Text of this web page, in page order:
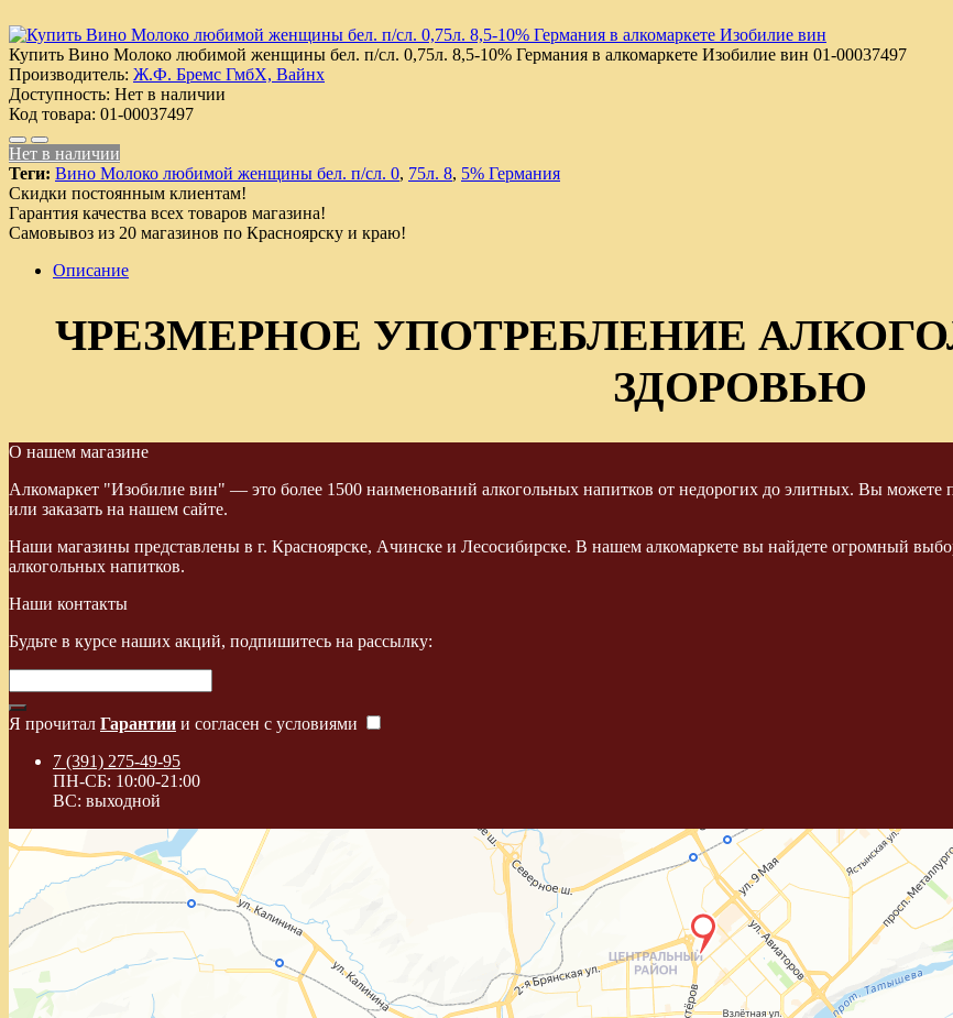
Купить Вино Молоко любимой женщины бел. п/сл. 0,75л. 8,5-10% Германия в алкомаркете Изобилие вин 01-00037497
Производитель: Ж.Ф. Бремс ГмбХ, Вайнх
Доступность: Нет в наличии
Код товара: 01-00037497
Нет в наличии
Теги: Вино Молоко любимой женщины бел. п/сл. 0, 75л. 8, 5% Германия
Скидки постоянным клиентам!
Гарантия качества всех товаров магазина!
Самовывоз из 20 магазинов по Красноярску и краю!
Описание
ЧРЕЗМЕРНОЕ УПОТРЕБЛЕНИЕ
ЗДОРОВЬЮ
О нашем магазине
Алкомаркет "Изобилие вин" — это более 1500 наименований алкогольных напитков от недорогих до элитных. Вы можете
или заказать на нашем сайте.
Наши магазины представлены в г. Красноярске, Ачинске и Лесосибирске. В нашем алкомаркете вы найдете огромный
алкогольных напитков.
Наши контакты
Будьте в курсе наших акций, подпишитесь на рассылку:
Я прочитал Гарантии и согласен с условиями
7 (391) 275-49-95
ПН-СБ: 10:00-21:00
ВС: выходной